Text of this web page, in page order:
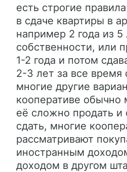
есть строгие
в сдаче квартиры в
например 2 года из 5
собственности, или
1-2 года и потом
2-3 лет за все время
многие другие
кооперативе обычно
её сложно продать и
сдать, многие
рассматривают
иностранным
доходом в другом